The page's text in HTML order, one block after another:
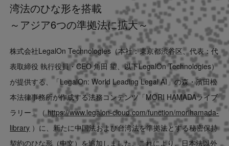
LegalOn Now
Contact
US website
湾法のひな形を搭載
～アジア6つの準拠法に拡大～
株式会社LegalOn Technologies（本社：東京都渋谷区、代表：代
表取締役 執行役員・CEO 角田 望、以下LegalOn Technologies）
が提供する、「LegalOn: World Leading Legal AI」の森・濱田松
本法律事務所が作成する法務コンテンツ「MORI HAMADAライブ
ラリー」（https://www.legalon-cloud.com/function/morihamada-
library ）に、新たに中国法および台湾法を準拠法とする秘密保持
契約のひな形（中文）を追加しました。これにより、日本法以外